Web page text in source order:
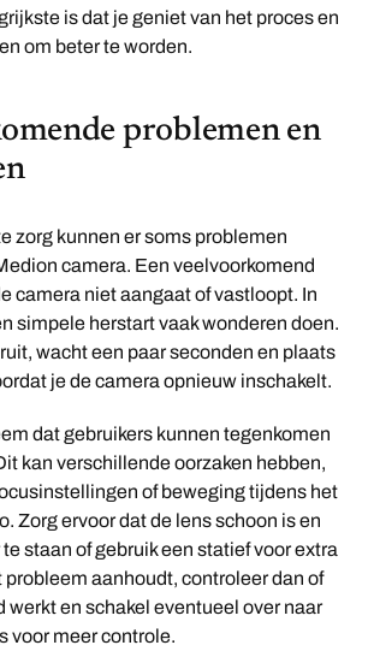
is dat je geniet van het proces en
om beter te worden.
problemen en
zorg kunnen er soms problemen
camera. Een veelvoorkomend
camera niet aangaat of vastloopt. In
simpele herstart vaak wonderen doen.
wacht een paar seconden en plaats
je de camera opnieuw inschakelt.
dat gebruikers kunnen tegenkomen
kan verschillende oorzaken hebben,
of beweging tijdens het
Zorg ervoor dat de lens schoon is en
staan of gebruik een statief voor extra
aanhoudt, controleer dan of
werkt en schakel eventueel over naar
voor meer controle.